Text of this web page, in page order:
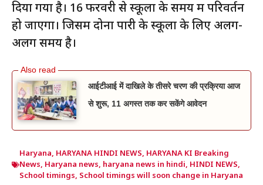
दिया गया है। 16 फरवरी से स्कूलों के समय में परिवर्तन
हो जाएगा। जिसमें दोनों पारी के स्कूलों के लिए अलग-
अलग समय है।
आईटीआई में दाखिले के तीसरे चरण की प्रक्रिया आज
से शुरू, 11 अगस्त तक कर सकेंगे आवेदन
Haryana, HARYANA HINDI NEWS, HARYANA KI Breaking
News, Haryana news, haryana news in hindi, HINDI NEWS,
School timings, School timings will soon change in Haryana